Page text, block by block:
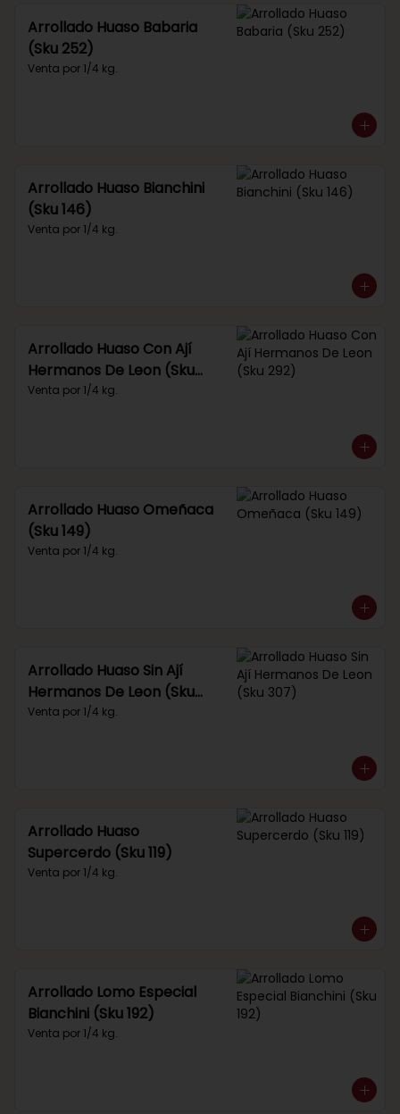
Arrollado Huaso Babaria
(Sku 252)
Venta por 1/4 kg.
Arrollado Huaso Bianchini
(Sku 146)
Venta por 1/4 kg.
Arrollado Huaso Con Ají
Hermanos De Leon (Sku
292)
Venta por 1/4 kg.
Arrollado Huaso Omeñaca
(Sku 149)
Venta por 1/4 kg.
Arrollado Huaso Sin Ají
Hermanos De Leon (Sku
307)
Venta por 1/4 kg.
Arrollado Huaso
Supercerdo (Sku 119)
Venta por 1/4 kg.
Arrollado Lomo Especial
Bianchini (Sku 192)
Venta por 1/4 kg.